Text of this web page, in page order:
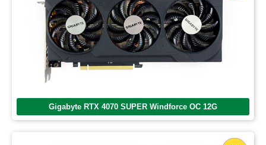
Gigabyte RTX 4070 SUPER Windforce OC 12G